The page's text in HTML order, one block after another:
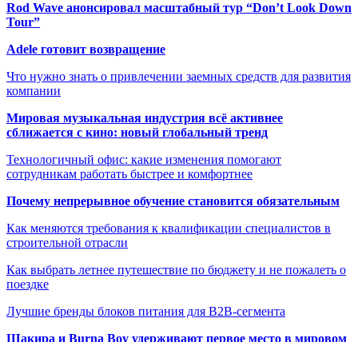
Rod Wave анонсировал масштабный тур “Don’t Look Down
Tour”
Adele готовит возвращение
Что нужно знать о привлечении заемных средств для развития
компании
Мировая музыкальная индустрия всё активнее
сближается с кино: новый глобальный тренд
Технологичный офис: какие изменения помогают
сотрудникам работать быстрее и комфортнее
Почему непрерывное обучение становится обязательным
Как меняются требования к квалификации специалистов в
строительной отрасли
Как выбрать летнее путешествие по бюджету и не пожалеть о
поездке
Лучшие бренды блоков питания для B2B-сегмента
Шакира и Burna Boy удерживают первое место в мировом